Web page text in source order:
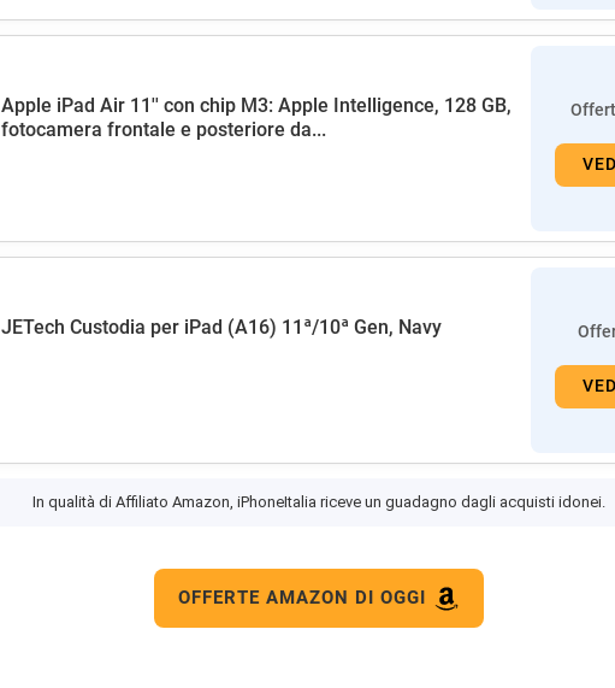
Apple iPad Air 11'' con chip M3: Apple Intelligence, 128 GB,
fotocamera frontale e posteriore da...
JETech Custodia per iPad (A16) 11ª/10ª Gen, Navy
In qualità di Affiliato Amazon, iPhoneItalia riceve un guadagno dagli acquisti idonei.
OFFERTE AMAZON DI OGGI